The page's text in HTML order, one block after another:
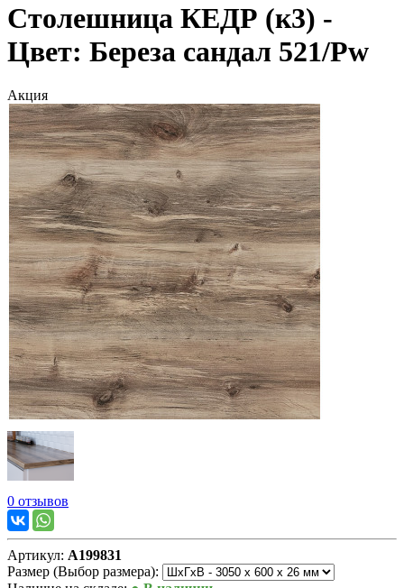
Столешница КЕДР (к3) -
Цвет: Береза сандал 521/Pw
Акция
0 отзывов
Артикул: А199831
Размер (Выбор размера):